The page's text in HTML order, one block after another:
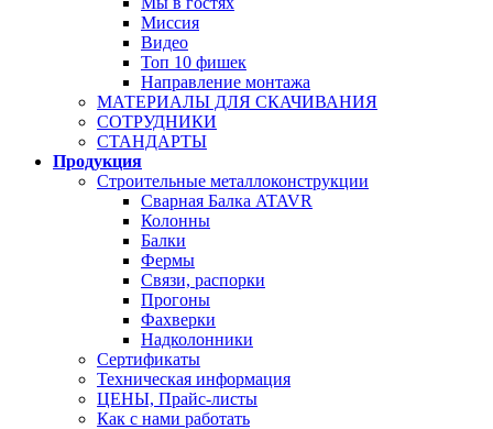
Миссия
Видео
Топ 10 фишек
Направление монтажа
МАТЕРИАЛЫ ДЛЯ СКАЧИВАНИЯ
СОТРУДНИКИ
СТАНДАРТЫ
Продукция
Строительные металлоконструкции
Сварная Балка ATAVR
Колонны
Балки
Фермы
Связи, распорки
Прогоны
Фахверки
Надколонники
Сертификаты
Техническая информация
ЦЕНЫ, Прайс-листы
Как с нами работать